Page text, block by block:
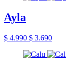
Ayla
$ 4.990 $ 3.690